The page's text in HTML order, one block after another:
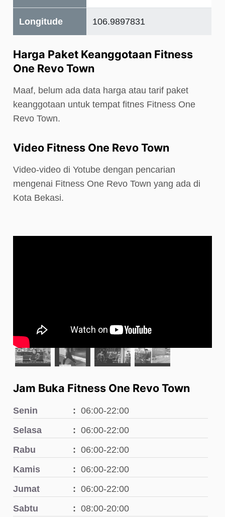
Longitude 106.9897831
Harga Paket Keanggotaan Fitness
One Revo Town
Maaf, belum ada data harga atau tarif paket
keanggotaan untuk tempat fitnes Fitness One
Revo Town.
Video Fitness One Revo Town
Video-video di Yotube dengan pencarian
mengenai Fitness One Revo Town yang ada di
Kota Bekasi.
Jam Buka Fitness One Revo Town
Senin
06:00-22:00
Selasa
06:00-22:00
Rabu
06:00-22:00
Kamis
06:00-22:00
Jumat
06:00-22:00
Sabtu
08:00-20:00